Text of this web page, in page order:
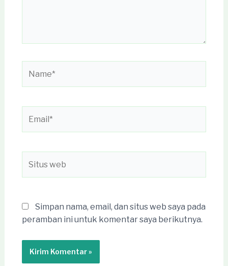
web
Simpan nama, email, dan situs web saya pada
peramban ini untuk komentar saya berikutnya.